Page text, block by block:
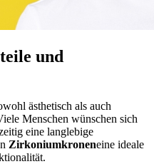
und
ästhetisch als auch
Menschen wünschen sich
eine langlebige
Zirkoniumkroneneine ideale